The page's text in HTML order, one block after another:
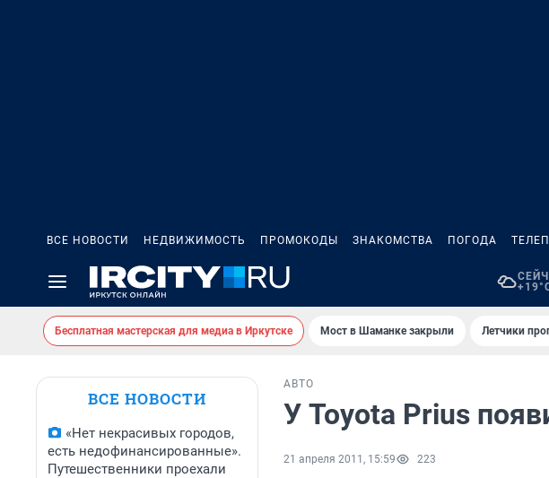
ВСЕ НОВОСТИ НЕДВИЖИМОСТЬ ПРОМОКОДЫ ЗНАКОМСТВА ПОГОДА
Бесплатная мастерская для медиа в Иркутске Мост в Шаманке закрыли Летчики
ВСЕ НОВОСТИ
«Нет некрасивых городов,
есть недофинансированные».
Путешественники проехали
АВТО
У Toyota Prius
21 апреля 2011, 15:59 223